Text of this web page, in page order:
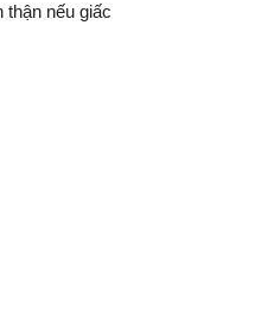
thận nếu giấc